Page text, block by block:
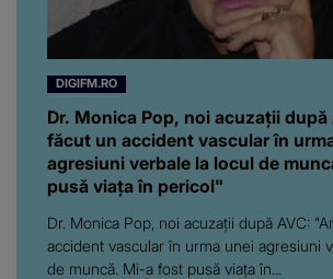
DIGIFM.RO
Dr. Monica Pop, noi acuzații după
făcut un accident vascular în
agresiuni verbale la locul de
pusă viața în pericol"
Dr. Monica Pop, noi acuzații după AVC:
accident vascular în urma unei agresiuni
de muncă. Mi-a fost pusă viața în...